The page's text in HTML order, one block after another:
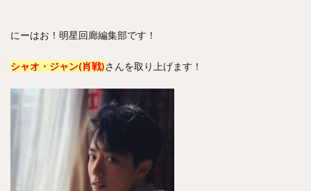
にーはお！明星回廊編集部です！
シャオ・ジャン(肖戦)さんを取り上げます！